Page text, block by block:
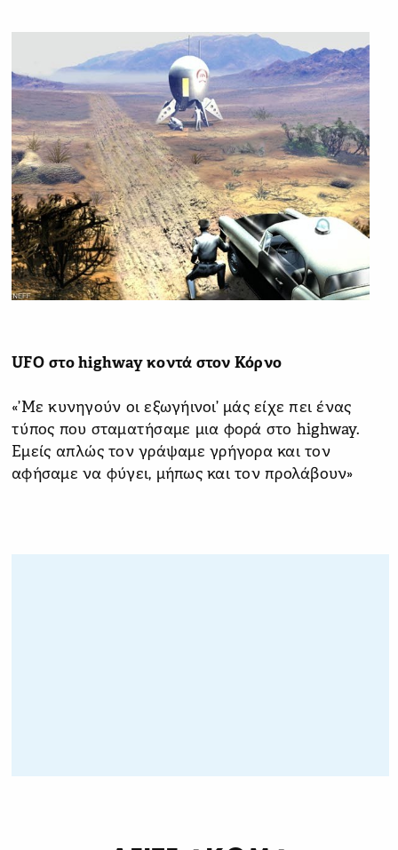
UFO στο highway κοντά στον Κόρνο
«’Με κυνηγούν οι εξωγήινοι’ μάς είχε πει ένας
τύπος που σταματήσαμε μια φορά στο highway.
Εμείς απλώς τον γράψαμε γρήγορα και τον
αφήσαμε να φύγει, μήπως και τον προλάβουν»